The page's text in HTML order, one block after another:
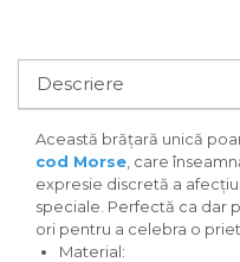
Descriere
Această brățară unică
cod Morse , care
expresie discretă a
speciale. Perfectă ca dar
ori pentru a celebra o
Material: